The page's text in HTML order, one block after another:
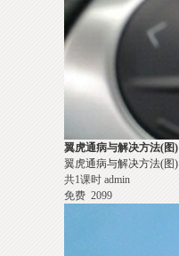
翼虎通病与解决方法(图)
翼虎通病与解决方法(图)
共1课时 admin
免费 2099